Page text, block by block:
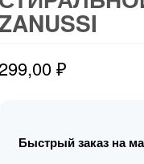
299,00₽
Быстрый заказ на